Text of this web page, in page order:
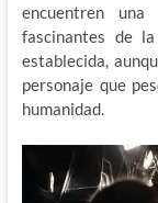
encuentren
fascinantes de
establecida,
personaje que
humanidad.